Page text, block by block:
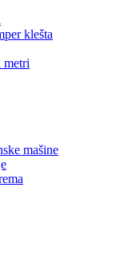
klešta
metri
mašine